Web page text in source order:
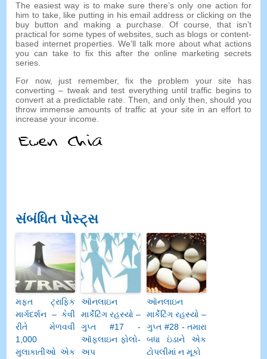
The easiest way is to make sure there’s only one action for
him to take, like putting in his email address or clicking on the
buy button and making a purchase. Of course, that isn’t
practical for some types of websites,such as blogs or content-
based internet properties. We’ll talk more about what actions
you can take to fix this after the online marketing secrets
series.
For now, just remember,fix the problem your site has
converting – tweak and test everything until traffic begins to
convert at a predictable rate.Then, and only then,should you
throw immense amounts of traffic at your site in an effort to
increase your income.
સંબંધિત પોસ્ટ્સ
મફત ટ્રાફિક
માર્ગદર્શન – કેવી
રીતે મેળવવી
1,000
મુલાકાતીઓ એક
ઑનલાઇન
માર્કેટિંગ રહસ્યો –
ગુપ્ત #17 -
ઑફલાઇન ફોલો-
અપ
ઑનલાઇન
માર્કેટિંગ રહસ્યો –
ગુપ્ત #28 - તમારા
બધા ઇંડાને એક
ટોપલીમાં ન મૂકો